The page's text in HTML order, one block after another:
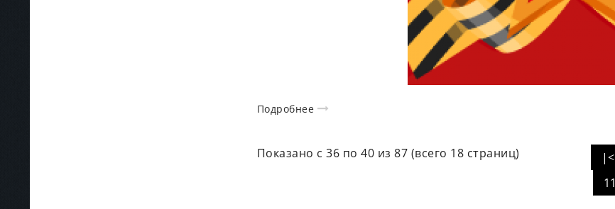
Подробнее
Показано с 36 по 40 из 87 (всего 18 страниц) |<
11